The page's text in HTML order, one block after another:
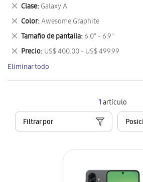
1artículo
Filtrar por
Clase Galaxy A
Eliminar
este
artículo
Color Awesome Graphite
Eliminar
este
artículo
Tamaño de pantalla 6.0" - 6.9"
Eliminar
este
artículo
Precio US$ 400.00 - US$ 499.99
Eliminar
este
artículo
Eliminar todo